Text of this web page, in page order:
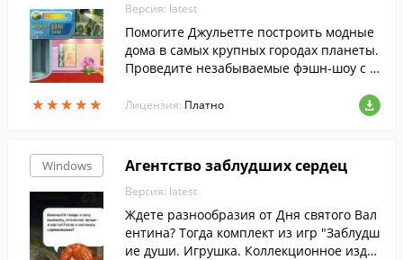
★★★★★
★★★★★
Версия: latest
Помогите Джульетте построить модные
дома в самых крупных городах планеты.
Проведите незабываемые фэшн-шоу с у
е сделайте им первоклассный макияж и
подберите идеальные наряды и аксессу
Лицензия: Платно
Windows Агентство заблудших сердец
Версия: latest
Ждете разнообразия от Дня святого Вал
ентина? Тогда комплект из игр "Заблудш
ие души. Игрушка. Коллекционное изда